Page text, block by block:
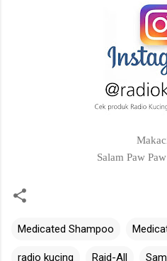
Salam Paw
Medicated Shampoo
radio kucing Raid-All